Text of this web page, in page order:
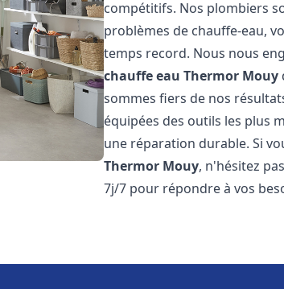
compétitifs. Nos plombiers
problèmes de chauffe-eau,
temps record. Nous nous
chauffe eau Thermor Mouy
sommes fiers de nos
équipées des outils les plus
une réparation durable. Si
Thermor Mouy, n'hésitez
7j/7 pour répondre à vos